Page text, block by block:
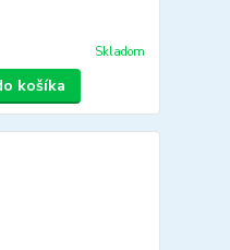
Skladom
košíka